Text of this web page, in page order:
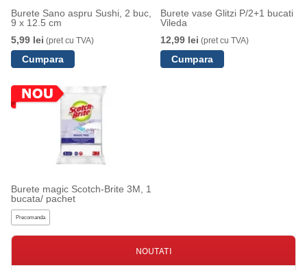
Burete Sano aspru Sushi, 2 buc,
9 x 12.5 cm
5,99 lei (pret cu TVA)
Burete vase Glitzi P/2+1 bucati
Vileda
12,99 lei (pret cu TVA)
Burete magic Scotch-Brite 3M, 1
bucata/ pachet
Precomanda
NOUTATI